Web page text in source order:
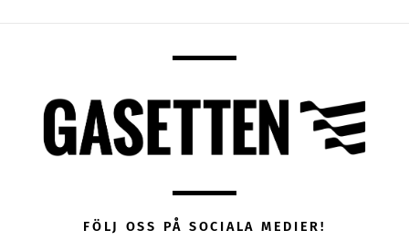
FÖLJ OSS PÅ SOCIALA MEDIER!